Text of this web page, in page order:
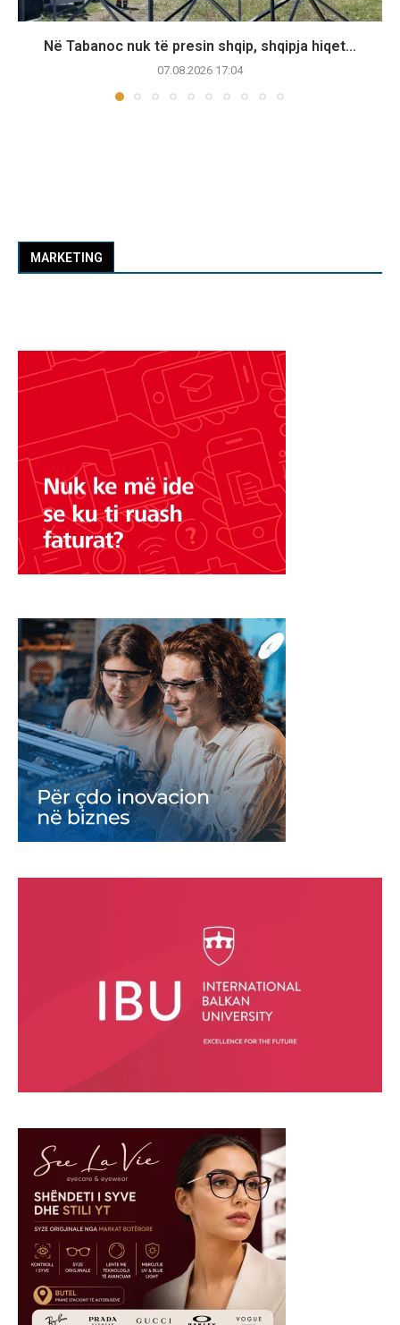
Në Tabanoc nuk të presin shqip, shqipja hiqet...
07.08.2026 17:04
MARKETING